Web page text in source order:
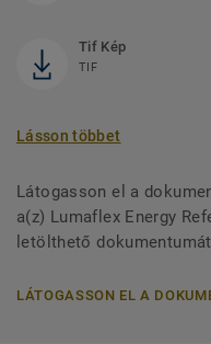
Tif Kép
TIF
Lásson többet
Látogasson el a
a(z) Lumaflex Energy
letölthető
LÁTOGASSON EL A